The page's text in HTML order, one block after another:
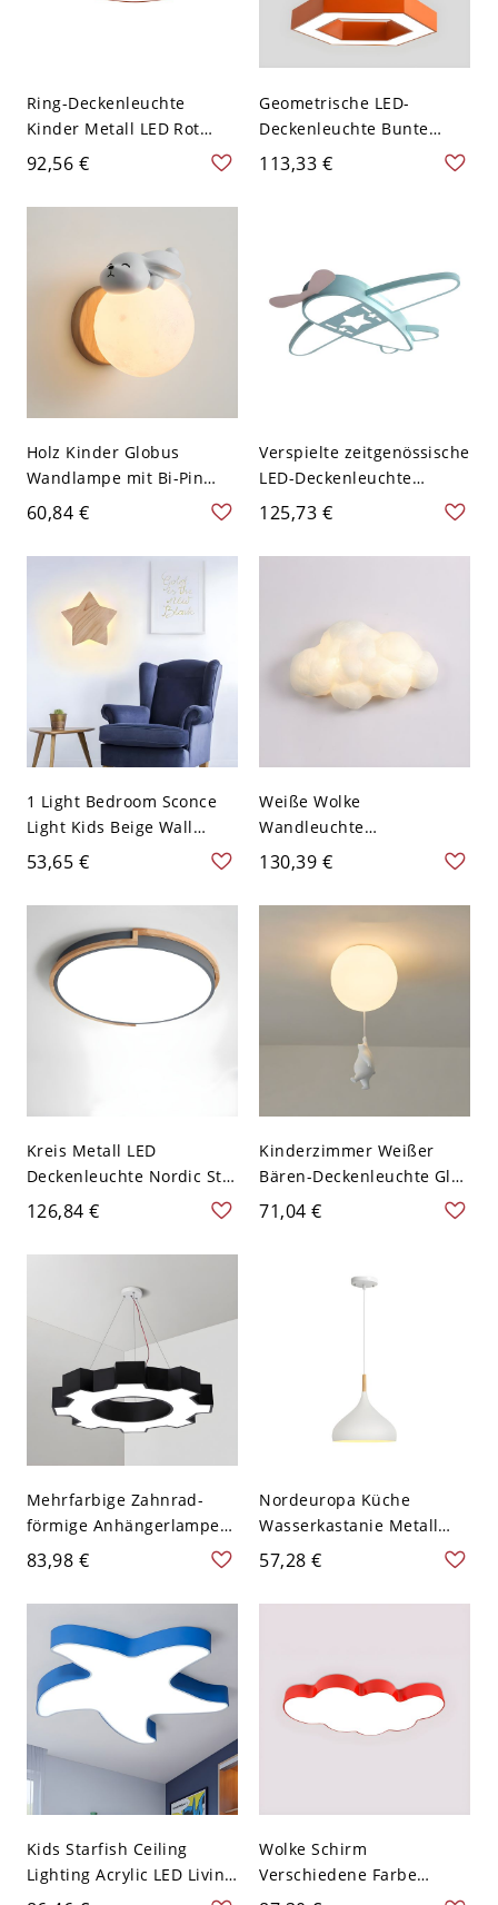
Ring-Deckenleuchte
Kinder Metall LED Rot
Deckenleuchte mit
Mausmuster in Weißlicht,
40 cm B
92,56 €
Geometrische LED-
Deckenleuchte Bunte
Metall-Kindergarten-
Hängebeleuchtung - 110V-
113,33 €
Holz Kinder Globus
Wandlampe mit Bi-Pin
Beleuchtung und weißem
Kunststoffschirm - Weiß
110V-120V Hase
60,84 €
Verspielte zeitgenössische
LED-Deckenleuchte
Flugzeug, kreative
Deckenleuchte für
Kinderzimmer - Blau
125,73 €
1 Light Bedroom Sconce
Light Kids Beige Wall
Lamp Fixture with Star
Shape Wooden Shade -
110V-120V Holz
53,65 €
Weiße Wolke
Wandleuchte
Lichtvorrichtung Kunst
Dekor 2-Licht Stoff
Wandlampe für
Kinderzimmer - 110V-120V
Weiß 38,1 cm links
130,39 €
Kreis Metall LED
Deckenleuchte Nordic Stil
Holz LED Einbau-Leuchte -
110V-120V Grau 30,48 cm
126,84 €
Kinderzimmer Weißer
Bären-Deckenleuchte Glas
Kreative LED-
Deckenlampe - Weiß
71,04 €
Mehrfarbige Zahnrad-
förmige Anhängerlampe
Künstlerische LED-Metall-
Hängeleuchte für
Kinderzimmer - 110V-120V
Schwarz 40,64 cm
83,98 €
Nordeuropa Küche
Wasserkastanie Metall
Pendelleuchte Macaron
Farbe Schirm 1-Kopf
Pendellampe - 110V-120V
57,28 €
Kids Starfish Ceiling
Lighting Acrylic LED Living
Room Flushmount - Blau
Wolke Schirm
Verschiedene Farbe
Deckenlampe